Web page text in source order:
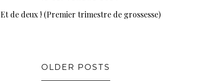
Et de deux ! (Premier trimestre de grossesse)
OLDER POSTS